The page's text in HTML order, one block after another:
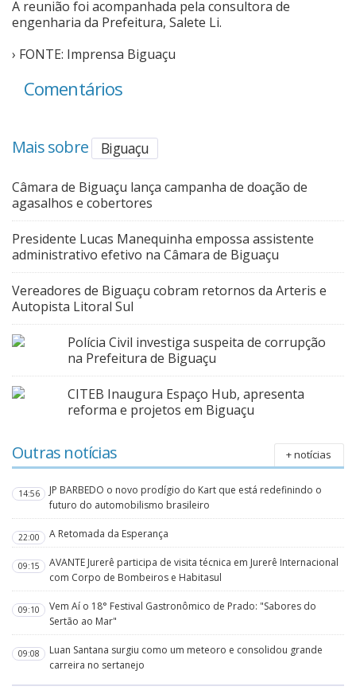
A reunião foi acompanhada pela consultora de
engenharia da Prefeitura, Salete Li.
› FONTE: Imprensa Biguaçu
Comentários
Mais sobre Biguaçu
Câmara de Biguaçu lança campanha de doação de
agasalhos e cobertores
Presidente Lucas Manequinha empossa assistente
administrativo efetivo na Câmara de Biguaçu
Vereadores de Biguaçu cobram retornos da Arteris e
Autopista Litoral Sul
Polícia Civil investiga suspeita de corrupção
na Prefeitura de Biguaçu
CITEB Inaugura Espaço Hub, apresenta
reforma e projetos em Biguaçu
Outras notícias + notícias
14:56
JP BARBEDO o novo prodígio do Kart que está redefinindo o
futuro do automobilismo brasileiro
22:00 A Retomada da Esperança
09:15
AVANTE Jurerê participa de visita técnica em Jurerê Internacional
com Corpo de Bombeiros e Habitasul
09:10
Vem Aí o 18° Festival Gastronômico de Prado: "Sabores do
Sertão ao Mar"
09:08
Luan Santana surgiu como um meteoro e consolidou grande
carreira no sertanejo